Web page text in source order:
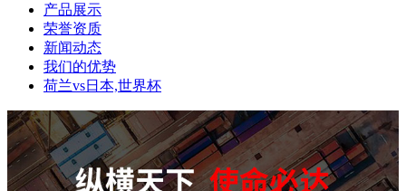
产品展示
荣誉资质
新闻动态
我们的优势
荷兰vs日本,世界杯